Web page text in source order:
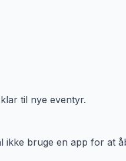
til nye eventyr.
ikke bruge en app for at